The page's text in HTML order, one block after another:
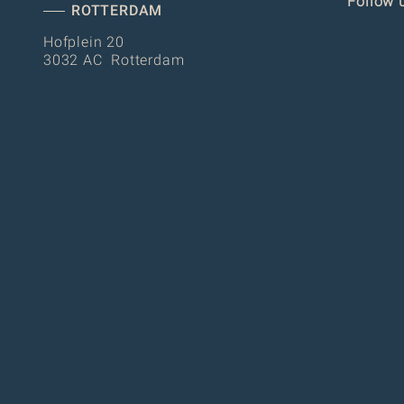
ROTTERDAM
Hofplein 20
3032 AC Rotterdam